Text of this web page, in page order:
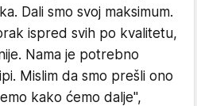
Dali smo svoj maksimum.
ispred svih po kvalitetu,
Nama je potrebno
Mislim da smo prešli ono
kako ćemo dalje",